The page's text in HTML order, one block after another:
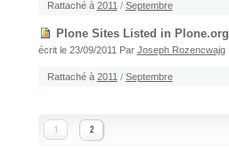
Rattaché à 2011 / Septembre
Plone Sites Listed in Plone.org
écrit le 23/09/2011 Par Joseph Rozencwajg
Rattaché à 2011 / Septembre
1 2